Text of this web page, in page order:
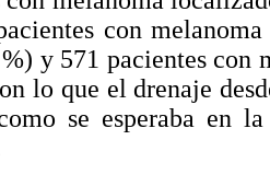
con
y 571 pacientes con
lo que el drenaje
se esperaba en